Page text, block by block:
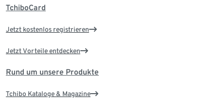
TchiboCard
Jetzt kostenlos registrieren
Jetzt Vorteile entdecken
Rund um unsere Produkte
Tchibo Kataloge & Magazine